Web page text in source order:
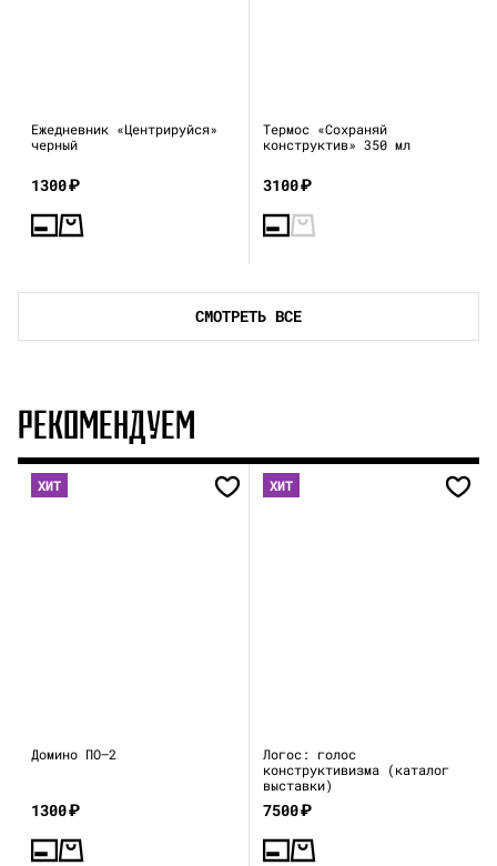
Ежедневник «Центрируйся»
черный
1300₽
Термос «Сохраняй
конструктив» 350 мл
3100₽
СМОТРЕТЬ ВСЕ
РЕКОМЕНДУЕМ
ХИТ
Домино ПО—2
1300₽
ХИТ
Логос: голос
конструктивизма (каталог
выставки)
7500₽